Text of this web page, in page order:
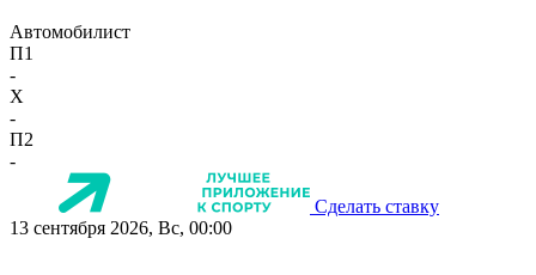
Автомобилист
П1
-
X
-
П2
-
Сделать ставку
13 сентября 2026, Вс, 00:00